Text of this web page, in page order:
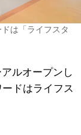
は「ライフスタ
ルオープンし
ドはライフス